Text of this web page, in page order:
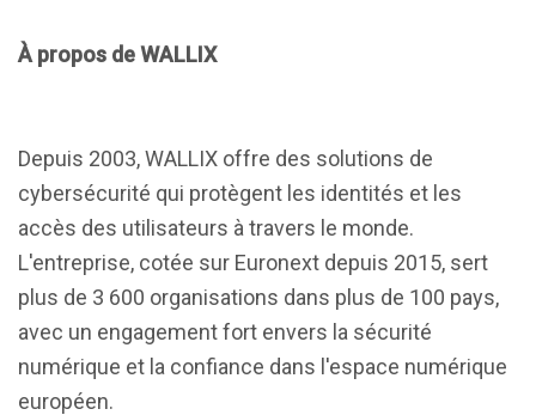
À propos de WALLIX
Depuis 2003, WALLIX offre des solutions de
cybersécurité qui protègent les identités et les
accès des utilisateurs à travers le monde.
L'entreprise, cotée sur Euronext depuis 2015, sert
plus de 3 600 organisations dans plus de 100 pays,
avec un engagement fort envers la sécurité
numérique et la confiance dans l'espace numérique
européen.